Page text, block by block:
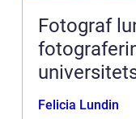
Fotograf lund
Felicia Lundin